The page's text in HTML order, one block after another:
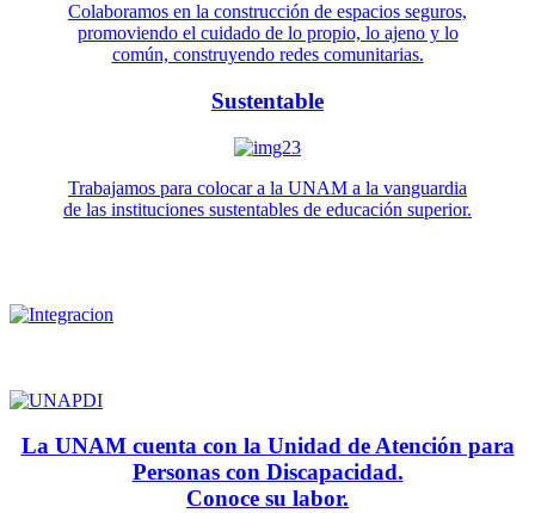
Colaboramos en la construcción de espacios seguros,
promoviendo el cuidado de lo propio, lo ajeno y lo
común, construyendo redes comunitarias.
Sustentable
Trabajamos para colocar a la UNAM a la vanguardia
de las instituciones sustentables de educación superior.
La UNAM cuenta con la Unidad de Atención para
Personas con Discapacidad.
Conoce su labor.